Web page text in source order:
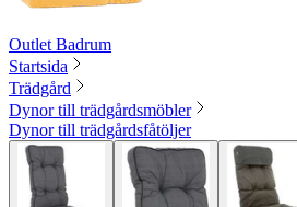
Outlet Badrum
Startsida
Trädgård
Dynor till trädgårdsmöbler
Dynor till trädgårdsfåtöljer